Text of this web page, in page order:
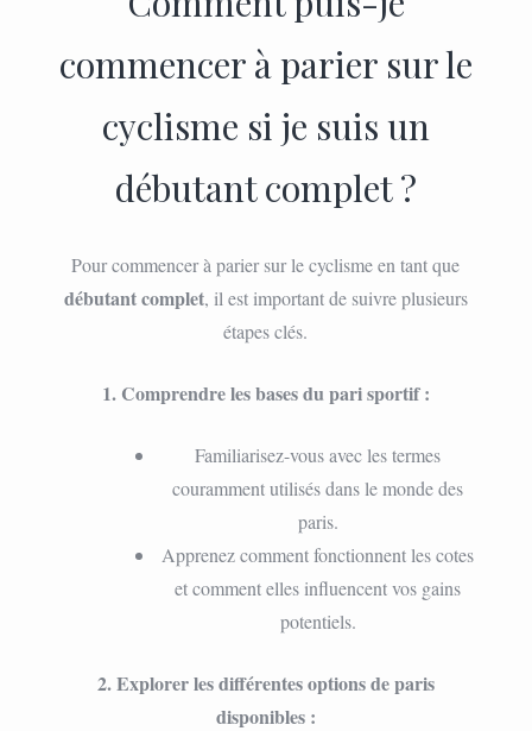
commencer à parier sur le
cyclisme si je suis un
débutant complet ?
Pour commencer à parier sur le cyclisme en tant que
débutant complet, il est important de suivre plusieurs
étapes clés.
1. Comprendre les bases du pari sportif :
Familiarisez-vous avec les termes
couramment utilisés dans le monde des
paris.
Apprenez comment fonctionnent les cotes
et comment elles influencent vos gains
potentiels.
2. Explorer les différentes options de paris
disponibles :